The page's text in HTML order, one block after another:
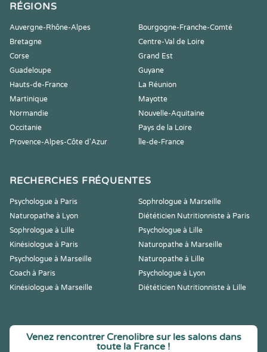
RÉGIONS
Auvergne-Rhône-Alpes
Bourgogne-Franche-Comté
Bretagne
Centre-Val de Loire
Corse
Grand Est
Guadeloupe
Guyane
Hauts-de-France
La Réunion
Martinique
Mayotte
Normandie
Nouvelle-Aquitaine
Occitanie
Pays de la Loire
Provence-Alpes-Côte d'Azur
Île-de-France
RECHERCHES FRÉQUENTES
Psychologue à Paris
Sophrologue à Marseille
Naturopathe à Lyon
Diététicien Nutritionniste à Paris
Sophrologue à Lille
Psychologue à Lille
Kinésiologue à Paris
Naturopathe à Marseille
Psychologue à Marseille
Naturopathe à Lille
Coach à Paris
Psychologue à Lyon
Kinésiologue à Marseille
Diététicien Nutritionniste à Lille
Venez rencontrer Crenolibre sur les salons dans
toute la France !